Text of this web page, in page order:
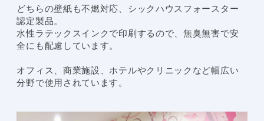
どちらの壁紙も不燃対応、シックハウスフォースター
認定製品。
水性ラテックスインクで印刷するので、無臭無害で安
全にも配慮しています。
オフィス、商業施設、ホテルやクリニックなど幅広い
分野で使用されています。